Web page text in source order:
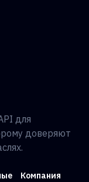
для
доверяют
Компания